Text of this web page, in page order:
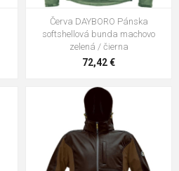
Červa DAYBORO Pánska
softshellová bunda machovo
zelená / čierna
72,42 €